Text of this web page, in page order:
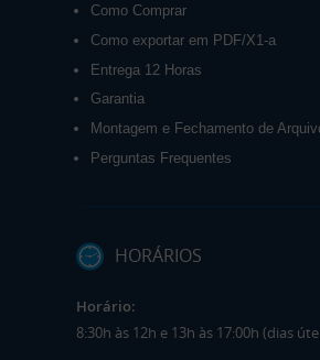
Como Comprar
Como exportar em PDF/X1-a
Entrega 12 Horas
Garantia
Montagem e Fechamento de
Perguntas Frequentes
HORÁRIOS
Horário:
8:30h às 12h e 13h às 17:00h (dias